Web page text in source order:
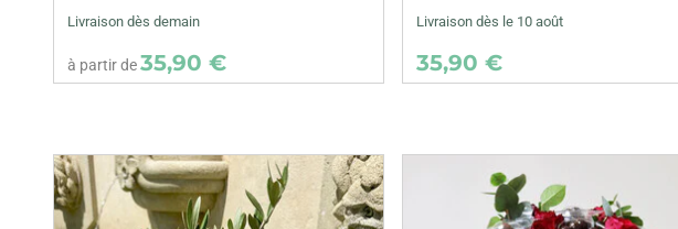
Livraison dès demain
à partir de35,90 €
Livraison dès le 10 août
35,90 €